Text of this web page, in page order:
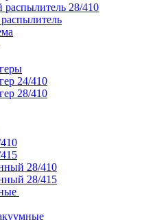
28/410
24/410
28/410
28/410
28/415